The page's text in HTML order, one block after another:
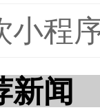
小程
新闻